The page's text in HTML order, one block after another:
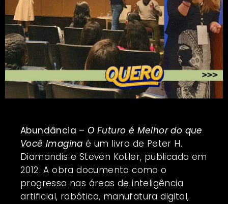
Abundância – O Futuro é Melhor do que
Você Imagina é um livro de Peter H.
Diamandis e Steven Kotler, publicado em
2012. A obra documenta como o
progresso nas áreas de inteligência
artificial, robótica, manufatura digital,